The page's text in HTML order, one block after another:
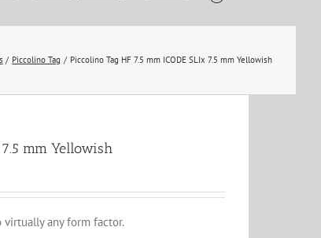
Piccolino Tag Piccolino Tag HF 7.5 mm ICODE SLIx 7.5 mm Yellowish
7.5 mm Yellowish
virtually any form factor.